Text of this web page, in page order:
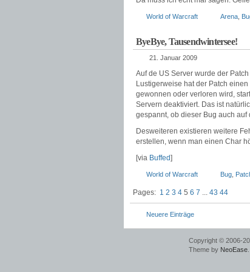
World of Warcraft Arena
ByeBye, Tausendwintersee!
21. Januar 2009
Auf de US Server wurde der
Lustigerweise hat der Patch
gewonnen oder verloren wird,
Servern deaktiviert. Das ist
gespannt, ob dieser Bug auch auf
Desweiteren existieren weitere
erstellen, wenn man einen Char
[via Buffed]
World of Warcraft Bug
Pages: 1 2 3 4 5 6 7 ... 43 44
Neuere Einträge
Copyright © 2006-
Theme by NeoEase